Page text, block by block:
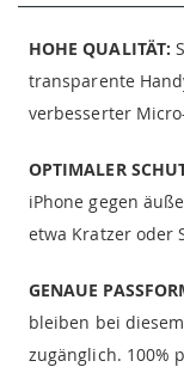
HOHE QUALITÄT:
transparente
verbesserter
OPTIMALER
iPhone gegen
etwa Kratzer oder
GENAUE
bleiben bei
zugänglich. 100%